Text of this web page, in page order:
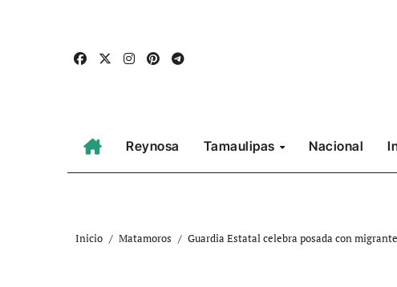
Reynosa Tamaulipas Nacional
Inicio Matamoros Guardia Estatal celebra posada con